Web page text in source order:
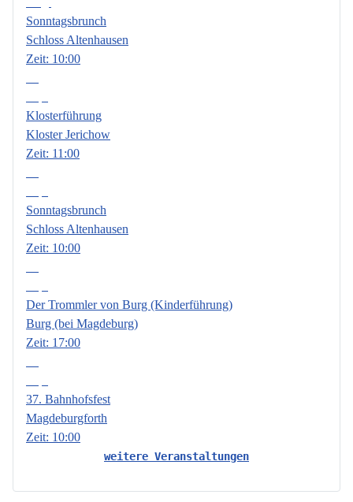
Sonntagsbrunch
Schloss Altenhausen
Zeit: 10:00
Klosterführung
Kloster Jerichow
Zeit: 11:00
Sonntagsbrunch
Schloss Altenhausen
Zeit: 10:00
Der Trommler von Burg (Kinderführung)
Burg (bei Magdeburg)
Zeit: 17:00
37. Bahnhofsfest
Magdeburgforth
Zeit: 10:00
weitere Veranstaltungen